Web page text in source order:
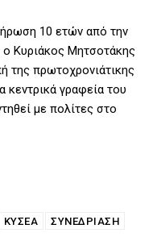
10 ετών από την
Κυριάκος Μητσοτάκης
της πρωτοχρονιάτικης
γραφεία του
με πολίτες στο
ΚΥΣΕΑ ΣΥΝΕΔΡΙΑΣΗ